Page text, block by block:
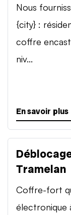
Nous
{city} :
coffre
niv...
En savoir
Tramelan
Coffre-fort
électronique